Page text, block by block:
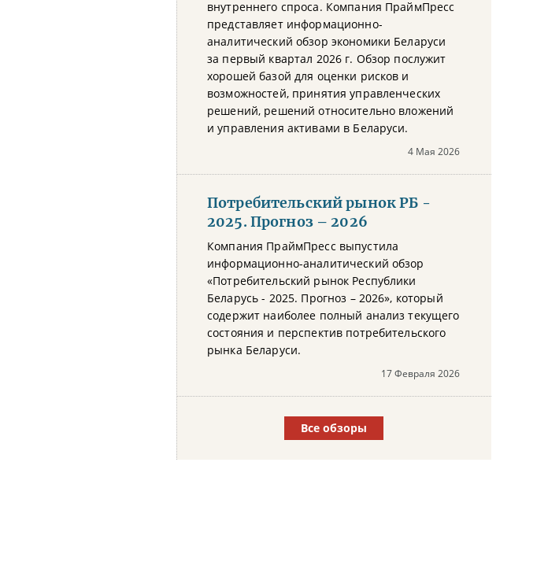
внутреннего спроса. Компания ПраймПресс
представляет информационно-
аналитический обзор экономики Беларуси
за первый квартал 2026 г. Обзор послужит
хорошей базой для оценки рисков и
возможностей, принятия управленческих
решений, решений относительно вложений
и управления активами в Беларуси.
4 Мая 2026
Потребительский рынок РБ -
2025. Прогноз – 2026
Компания ПраймПресс выпустила
информационно-аналитический обзор
«Потребительский рынок Республики
Беларусь - 2025. Прогноз – 2026», который
содержит наиболее полный анализ текущего
состояния и перспектив потребительского
рынка Беларуси.
17 Февраля 2026
Все обзоры